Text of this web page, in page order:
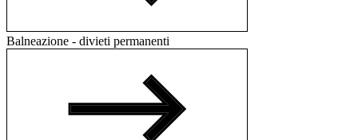
Balneazione - divieti permanenti